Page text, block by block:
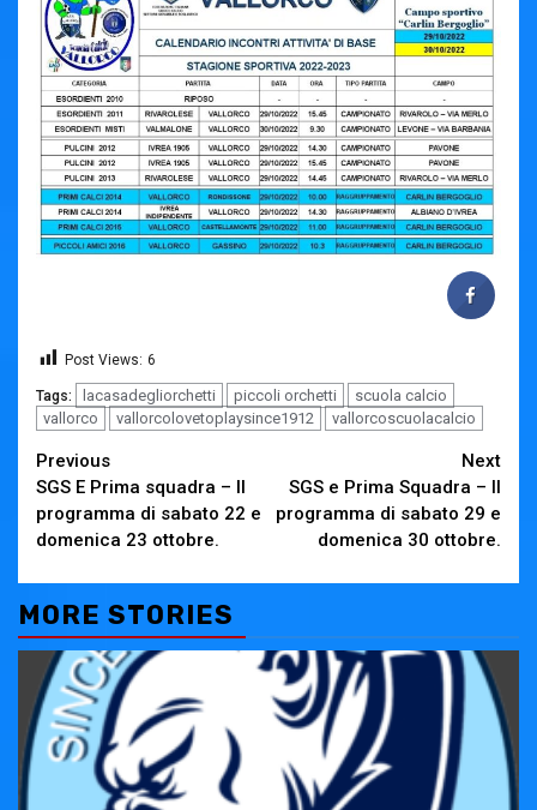
Post Views: 6
Tags: lacasadegliorchetti piccoli orchetti
scuola calcio
vallorco
vallorcolovetoplaysince1912 vallorcoscuolacalcio
Continue
Reading
Previous
SGS E Prima squadra – Il
programma di sabato 22 e
domenica 23 ottobre.
Next
SGS e Prima Squadra – Il
programma di sabato 29 e
domenica 30 ottobre.
MORE STORIES